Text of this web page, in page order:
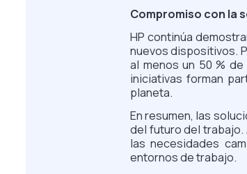
Compromiso con la
HP continúa
nuevos dispositivos.
al menos un 50 %
iniciativas forman
planeta.
En resumen, las
del futuro del trabajo.
las necesidades
entornos de trabajo.